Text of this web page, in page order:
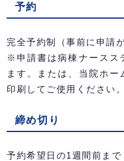
予約
完全予約制（事前に申請
※申請書は病棟ナースス
ます。または、当院ホー
印刷してご使用ください。
締め切り
予約希望日の1週間前まで